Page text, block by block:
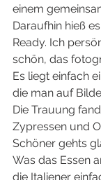
einem
Daraufhin hieß
Ready. Ich
schön, das
Es liegt einfach
die man auf
Die Trauung
Zypressen und
Schöner gehts
Was das Essen
die Italiener